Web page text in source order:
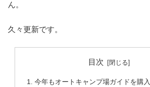
ん。
久々更新です。
目次
今年もオートキャンプ場ガイドを購入